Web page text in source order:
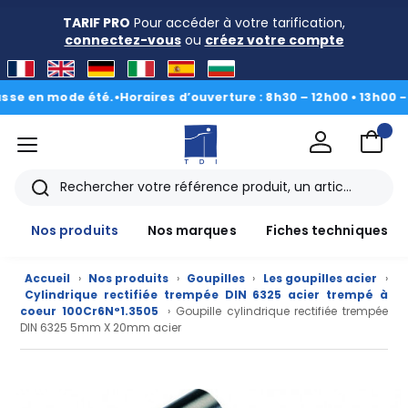
TARIF PRO Pour accéder à votre tarification,
connectez-vousou créez votre compte
mode été.•Horaires d’ouverture : 8h30 – 12h00 • 13h00 - 16h30
menu
Rechercher
Nos produits
Nos marques Fiches techniques
Accueil › Nos produits › Goupilles › Les goupilles acier
›
Cylindrique rectifiée trempée DIN 6325 acier trempé à
coeur 100Cr6N°1.3505
› Goupille cylindrique rectifiée trempée
DIN 6325 5mm X 20mm acier